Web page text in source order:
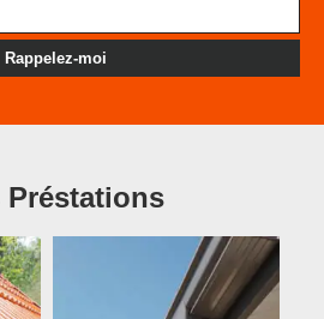
Préstations